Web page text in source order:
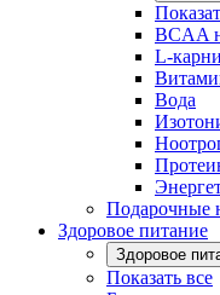
BCAA
L-
Вода
Подарочные
Здоровое питание
Здоровое
Показать все